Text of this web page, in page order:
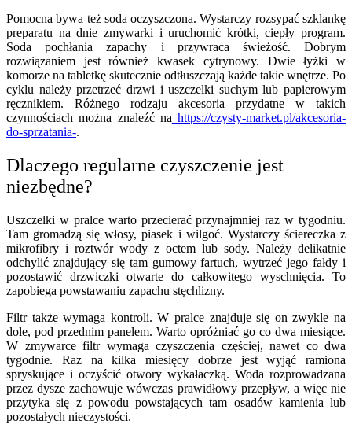
Pomocna bywa też soda oczyszczona. Wystarczy rozsypać szklankę
preparatu na dnie zmywarki i uruchomić krótki, ciepły program.
Soda pochłania zapachy i przywraca świeżość. Dobrym
rozwiązaniem jest również kwasek cytrynowy. Dwie łyżki w
komorze na tabletkę skutecznie odtłuszczają każde takie wnętrze. Po
cyklu należy przetrzeć drzwi i uszczelki suchym lub papierowym
ręcznikiem. Różnego rodzaju akcesoria przydatne w takich
czynnościach można znaleźć na https://czysty-market.pl/akcesoria-
do-sprzatania-.
Dlaczego regularne czyszczenie jest
niezbędne?
Uszczelki w pralce warto przecierać przynajmniej raz w tygodniu.
Tam gromadzą się włosy, piasek i wilgoć. Wystarczy ściereczka z
mikrofibry i roztwór wody z octem lub sody. Należy delikatnie
odchylić znajdujący się tam gumowy fartuch, wytrzeć jego fałdy i
pozostawić drzwiczki otwarte do całkowitego wyschnięcia. To
zapobiega powstawaniu zapachu stęchlizny.
Filtr także wymaga kontroli. W pralce znajduje się on zwykle na
dole, pod przednim panelem. Warto opróżniać go co dwa miesiące.
W zmywarce filtr wymaga czyszczenia częściej, nawet co dwa
tygodnie. Raz na kilka miesięcy dobrze jest wyjąć ramiona
spryskujące i oczyścić otwory wykałaczką. Woda rozprowadzana
przez dysze zachowuje wówczas prawidłowy przepływ, a więc nie
przytyka się z powodu powstających tam osadów kamienia lub
pozostałych nieczystości.